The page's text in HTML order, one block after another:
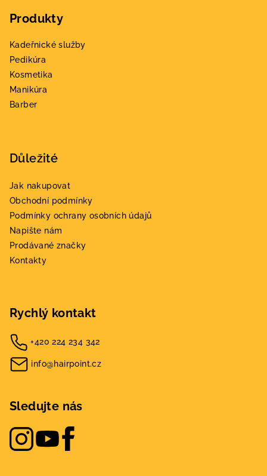
Produkty
Kadeřnické služby
Pedikúra
Kosmetika
Manikúra
Barber
Důležité
Jak nakupovat
Obchodní podmínky
Podmínky ochrany osobních údajů
Napište nám
Prodávané značky
Kontakty
Rychlý kontakt
+420 224 234 342
info@hairpoint.cz
Sledujte nás